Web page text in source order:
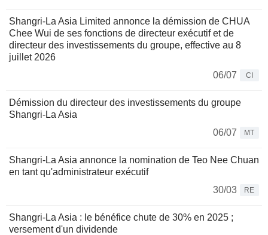
Shangri-La Asia Limited annonce la démission de CHUA
Chee Wui de ses fonctions de directeur exécutif et de
directeur des investissements du groupe, effective au 8
juillet 2026
06/07
CI
Démission du directeur des investissements du groupe
Shangri-La Asia
06/07
MT
Shangri-La Asia annonce la nomination de Teo Nee Chuan
en tant qu'administrateur exécutif
30/03
RE
Shangri-La Asia : le bénéfice chute de 30% en 2025 ;
versement d'un dividende